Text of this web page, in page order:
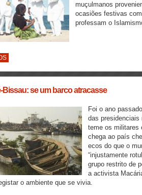
muçulmanos
ocasiões festivas
professam o
Bissau: se um barco atracasse
Foi o ano
das presidenciais
teme os militares
chega ao país
ecos do que o
“injustamente
grupo restrito de
a activista
o ambiente que se vivia.